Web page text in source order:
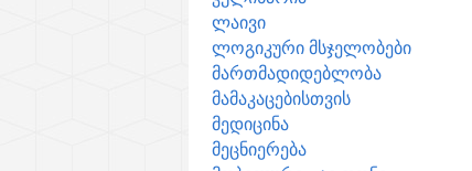
ლაივი
ლოგიკური მსჯელობები
მართმადიდებლობა
მამაკაცებისთვის
მედიცინა
მეცნიერება